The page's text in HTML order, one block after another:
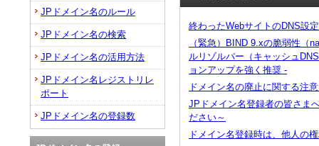
終わったWebサイトのDNS設
（緊急）BIND 9.xの脆弱性（
ルリゾルバー（キャッシュ
ョンアップを強く推奨 -
ドメイン名の廃止に関する注
JPドメイン名登録者の皆さま
ださい～
ドメイン名登録時は、他人の
JPドメイン名のルール
JPドメイン名の検索
JPドメイン名の活用方法
JPドメイン名レジストリレ
ポート
JPドメイン名の登録数